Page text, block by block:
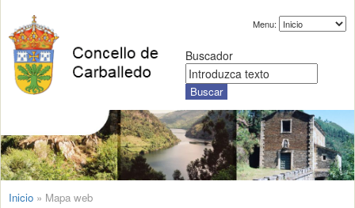
Menu:
Buscador
Inicio » Mapa web